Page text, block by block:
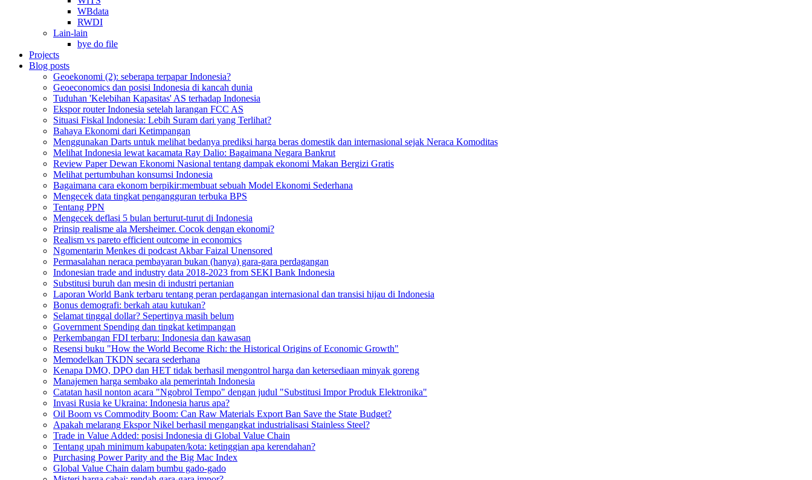
WBdata
RWDI
Lain-lain
bye do file
Projects
Blog posts
Geoekonomi (2): seberapa terpapar Indonesia?
Geoeconomics dan posisi Indonesia di kancah dunia
Tuduhan 'Kelebihan Kapasitas' AS terhadap Indonesia
Ekspor router Indonesia setelah larangan FCC AS
Situasi Fiskal Indonesia: Lebih Suram dari yang Terlihat?
Bahaya Ekonomi dari Ketimpangan
Menggunakan Darts untuk melihat bedanya prediksi harga beras domestik dan internasional sejak Neraca Komoditas
Melihat Indonesia lewat kacamata Ray Dalio: Bagaimana Negara Bankrut
Review Paper Dewan Ekonomi Nasional tentang dampak ekonomi Makan Bergizi Gratis
Melihat pertumbuhan konsumsi Indonesia
Bagaimana cara ekonom berpikir:membuat sebuah Model Ekonomi Sederhana
Mengecek data tingkat pengangguran terbuka BPS
Tentang PPN
Mengecek deflasi 5 bulan berturut-turut di Indonesia
Prinsip realisme ala Mersheimer. Cocok dengan ekonomi?
Realism vs pareto efficient outcome in economics
Ngomentarin Menkes di podcast Akbar Faizal Unensored
Permasalahan neraca pembayaran bukan (hanya) gara-gara perdagangan
Indonesian trade and industry data 2018-2023 from SEKI Bank Indonesia
Substitusi buruh dan mesin di industri pertanian
Laporan World Bank terbaru tentang peran perdagangan internasional dan transisi hijau di Indonesia
Bonus demografi: berkah atau kutukan?
Selamat tinggal dollar? Sepertinya masih belum
Government Spending dan tingkat ketimpangan
Perkembangan FDI terbaru: Indonesia dan kawasan
Resensi buku "How the World Become Rich: the Historical Origins of Economic Growth"
Memodelkan TKDN secara sederhana
Kenapa DMO, DPO dan HET tidak berhasil mengontrol harga dan ketersediaan minyak goreng
Manajemen harga sembako ala pemerintah Indonesia
Catatan hasil nonton acara "Ngobrol Tempo" dengan judul "Substitusi Impor Produk Elektronika"
Invasi Rusia ke Ukraina: Indonesia harus apa?
Oil Boom vs Commodity Boom: Can Raw Materials Export Ban Save the State Budget?
Apakah melarang Ekspor Nikel berhasil mengangkat industrialisasi Stainless Steel?
Trade in Value Added: posisi Indonesia di Global Value Chain
Tentang upah minimum kabupaten/kota: ketinggian apa kerendahan?
Purchasing Power Parity and the Big Mac Index
Global Value Chain dalam bumbu gado-gado